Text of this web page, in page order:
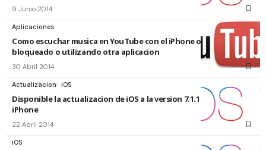
9 Junio 2014
Aplicaciones
Como escuchar musica en YouTube con el iPhone o el iPad
bloqueado o utilizando otra aplicacion
30 Abril 2014
Actualizacion iOS
Disponible la actualizacion de iOS a la version 7.1.1 para iPad y
iPhone
22 Abril 2014
iOS